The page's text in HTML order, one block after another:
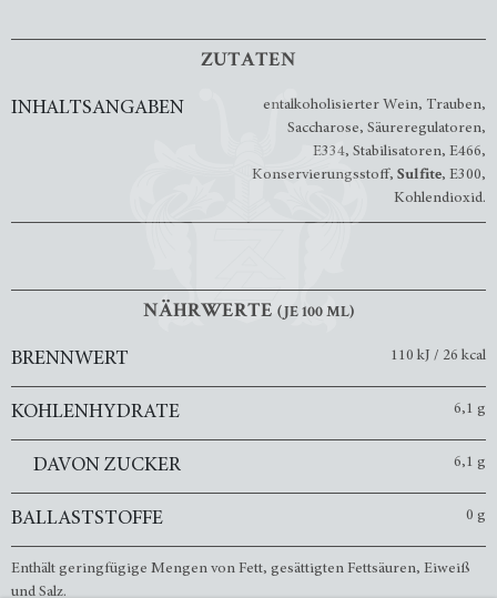
ZUTATEN
INHALTSANGABEN
entalkoholisierter Wein, Trauben,
Saccharose, Säureregulatoren,
E334, Stabilisatoren, E466,
Konservierungsstoff, Sulfite, E300,
Kohlendioxid.
NÄHRWERTE (JE 100 ML)
BRENNWERT 110 kJ / 26 kcal
KOHLENHYDRATE 6,1 g
DAVON ZUCKER 6,1 g
BALLASTSTOFFE 0 g
Enthält geringfügige Mengen von Fett, gesättigten Fettsäuren, Eiweiß
und Salz.